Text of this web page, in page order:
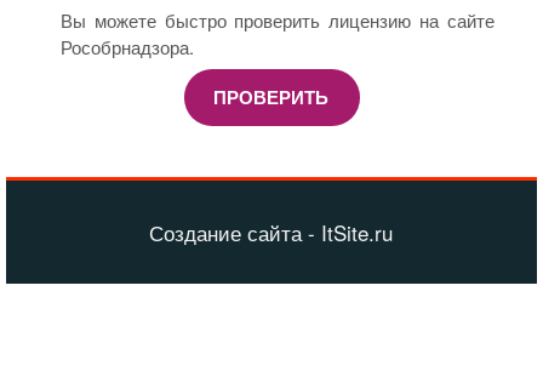
Вы можете быстро проверить лицензию на сайте
Рособрнадзора.
ПРОВЕРИТЬ
Создание сайта - ItSite.ru